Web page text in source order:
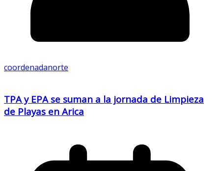
coordenadanorte
TPA y EPA se suman a la jornada de Limpieza
de Playas en Arica